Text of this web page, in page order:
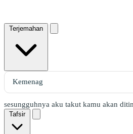
Terjemahan
sesungguhnya aku takut kamu akan
Tafsir